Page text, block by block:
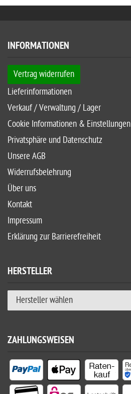
INFORMATIONEN
Vertrag widerrufen
Lieferinformationen
Verkauf / Verwaltung / Lager
Cookie Informationen & Einstellungen
Privatsphäre und Datenschutz
Unsere AGB
Widerrufsbelehrung
Über uns
Kontakt
Impressum
Erklärung zur Barrierefreiheit
HERSTELLER
Hersteller wählen
ZAHLUNGSWEISEN